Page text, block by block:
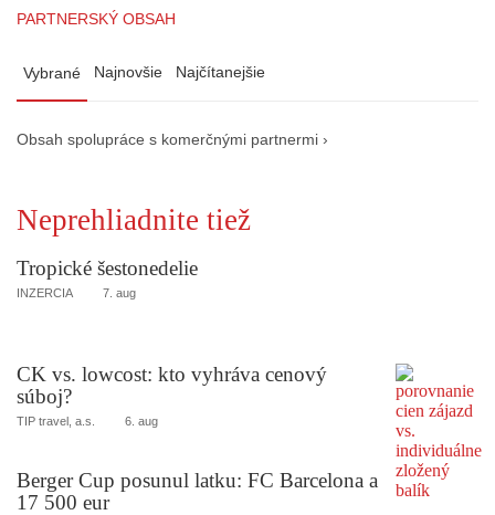
PARTNERSKÝ OBSAH
Vybrané Najnovšie Najčítanejšie
Obsah spolupráce s komerčnými partnermi ›
Neprehliadnite tiež
Tropické šestonedelie
INZERCIA 7. aug
CK vs. lowcost: kto vyhráva cenový
súboj?
TIP travel, a.s. 6. aug
Berger Cup posunul latku: FC Barcelona a
17 500 eur